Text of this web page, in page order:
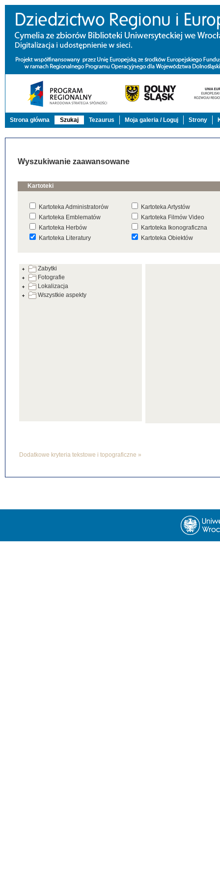
Strona główna Szukaj Tezaurus Moja galeria / Loguj Strony
Wyszukiwanie zaawansowane
Kartoteki
Kartoteka Administratorów
Kartoteka Artystów
Kartoteka Emblematów
Kartoteka Filmów Video
Kartoteka Herbów
Kartoteka Ikonograficzna
Kartoteka Literatury
Kartoteka Obiektów
Kartoteka Warsztatów
Kartoteka Zabytków
Zabytki
Fotografie
Lokalizacja
Wszystkie aspekty
Dodatkowe kryteria tekstowe i topograficzne »